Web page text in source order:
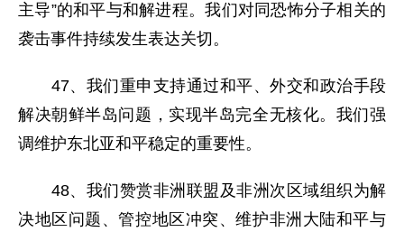
主导”的和平与和解进程。我们对同恐怖分子相关的
袭击事件持续发生表达关切。
47、我们重申支持通过和平、外交和政治手段
解决朝鲜半岛问题，实现半岛完全无核化。我们强
调维护东北亚和平稳定的重要性。
48、我们赞赏非洲联盟及非洲次区域组织为解
决地区问题、管控地区冲突、维护非洲大陆和平与